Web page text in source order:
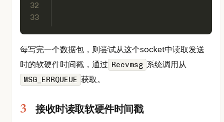
32
33
每写完一个数据包，则尝试从这个socket中读取发送
时的软硬件时间戳，通过 Recvmsg 系统调用从
MSG_ERRQUEUE 获取。
接收时读取软硬件时间戳